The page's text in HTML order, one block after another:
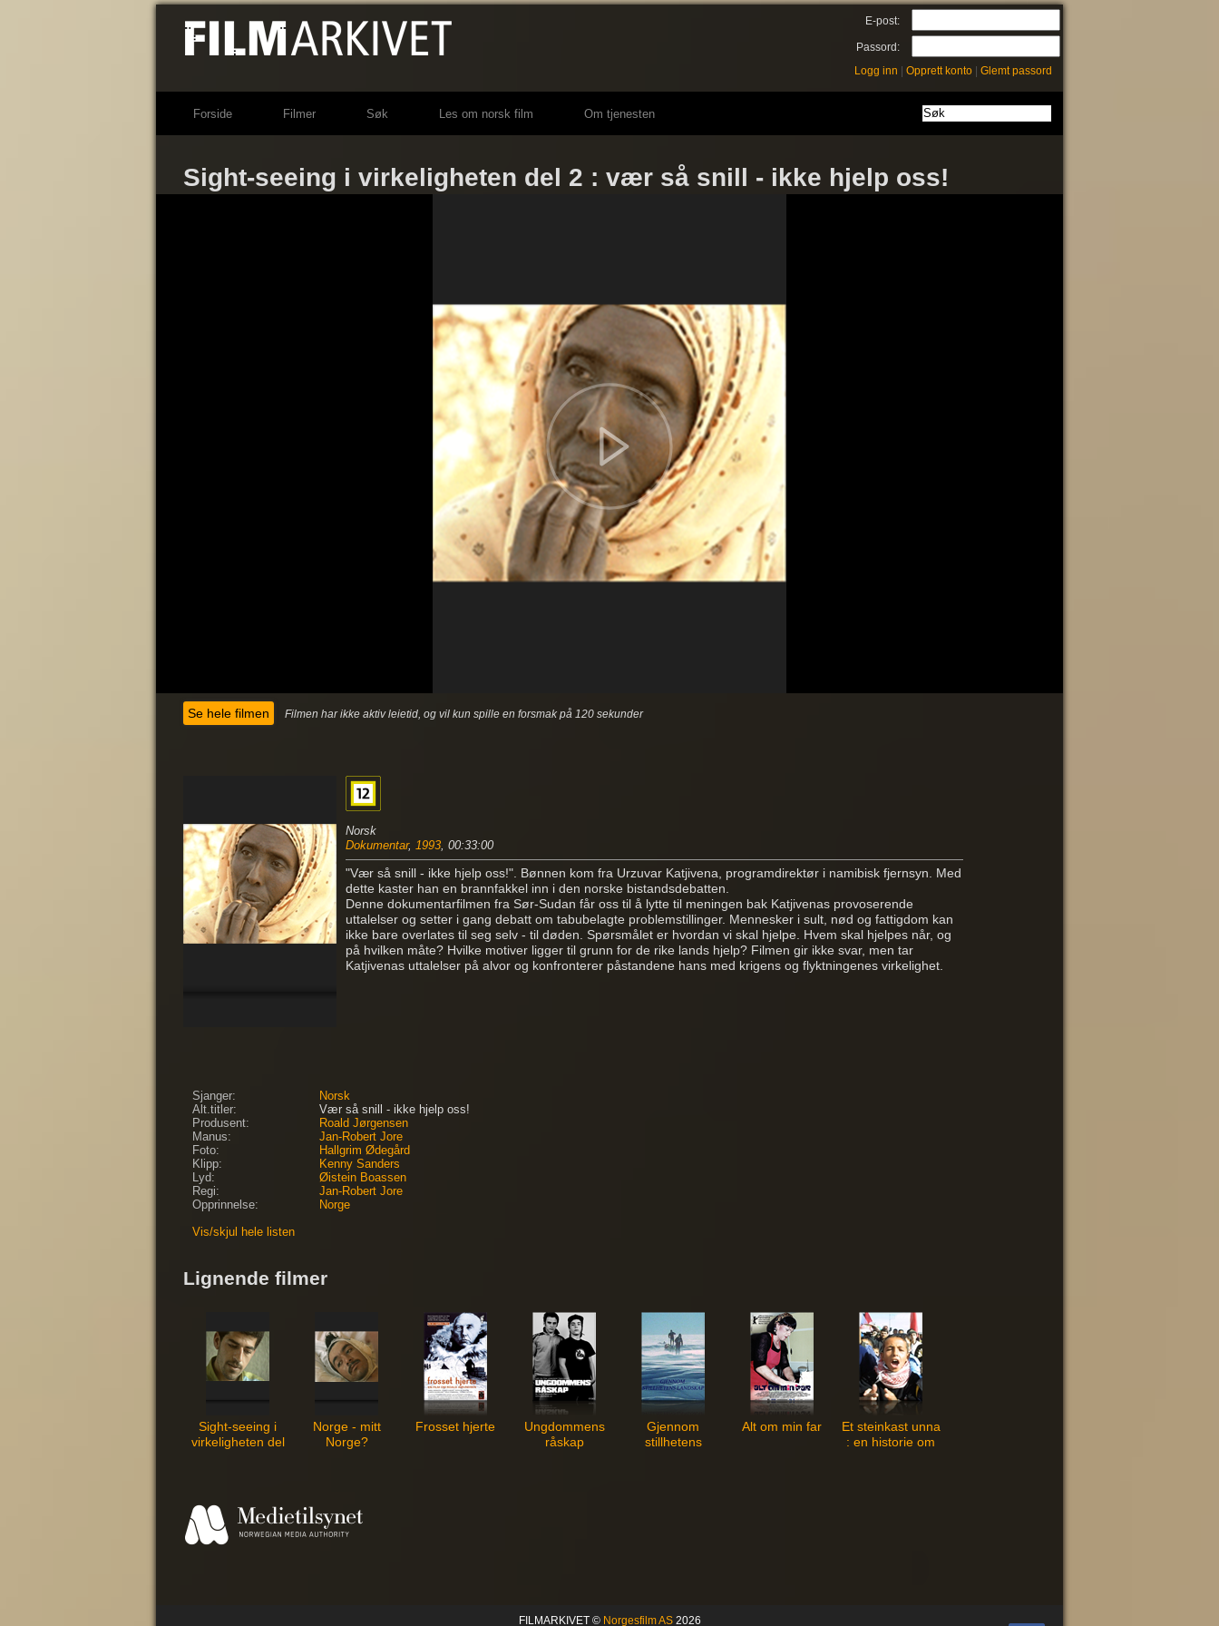
E-post:
Passord:
Logg inn
Opprett konto Glemt passord
Forside Filmer Søk Les om norsk film Om tjenesten
Sight-seeing i virkeligheten del 2 : vær så snill - ikke hjelp oss!
Se hele filmen Filmen har ikke aktiv leietid, og vil kun spille en forsmak på 120 sekunder
Norsk
Dokumentar, 1993, 00:33:00
"Vær så snill - ikke hjelp oss!". Bønnen kom fra Urzuvar Katjivena, programdirektør i namibisk fjernsyn. Med
dette kaster han en brannfakkel inn i den norske bistandsdebatten.
Denne dokumentarfilmen fra Sør-Sudan får oss til å lytte til meningen bak Katjivenas provoserende
uttalelser og setter i gang debatt om tabubelagte problemstillinger. Mennesker i sult, nød og fattigdom kan
ikke bare overlates til seg selv - til døden. Spørsmålet er hvordan vi skal hjelpe. Hvem skal hjelpes når, og
på hvilken måte? Hvilke motiver ligger til grunn for de rike lands hjelp? Filmen gir ikke svar, men tar
Katjivenas uttalelser på alvor og konfronterer påstandene hans med krigens og flyktningenes virkelighet.
Sjanger:
Norsk
Alt.titler:
Vær så snill - ikke hjelp oss!
Produsent:
Roald Jørgensen
Manus:
Jan-Robert Jore
Foto:
Hallgrim Ødegård
Klipp:
Kenny Sanders
Lyd:
Øistein Boassen
Regi:
Jan-Robert Jore
Opprinnelse:
Norge
Vis/skjul hele listen
Lignende filmer
Sight-seeing i
virkeligheten del
Norge - mitt
Norge?
Frosset hjerte
Ungdommens
råskap
Gjennom
stillhetens
Alt om min far
Et steinkast unna
: en historie om
FILMARKIVET © Norgesfilm AS2026